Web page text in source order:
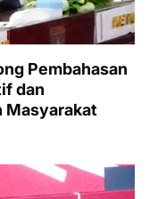
Pembahasan
dan
Masyarakat